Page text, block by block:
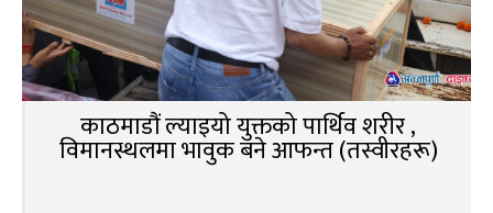
काठमाडौं ल्याइयो युक्तको पार्थिव शरीर ,
विमानस्थलमा भावुक बने आफन्त (तस्वीरहरू)